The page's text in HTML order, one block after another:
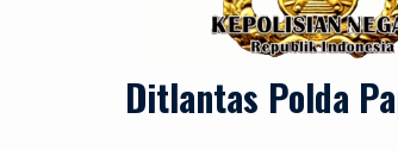
Ditlantas Polda